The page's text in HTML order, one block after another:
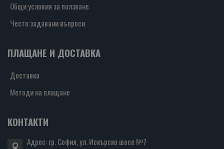
Общи условия за ползване
Често задавани въпроси
ПЛАЩАНЕ И ДОСТАВКА
Доставка
Методи на плащане
КОНТАКТИ
Адрес: гр. София, ул. Искърско шосе №7